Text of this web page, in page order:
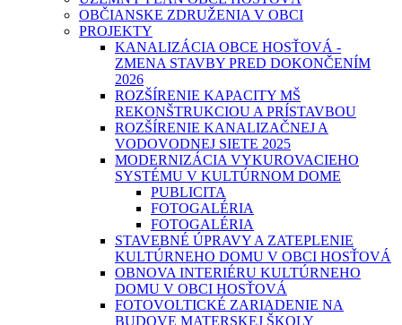
OBČIANSKE ZDRUŽENIA V OBCI
PROJEKTY
KANALIZÁCIA OBCE HOSŤOVÁ -
ZMENA STAVBY PRED DOKONČENÍM
2026
ROZŠÍRENIE KAPACITY MŠ
REKONŠTRUKCIOU A PRÍSTAVBOU
ROZŠÍRENIE KANALIZAČNEJ A
VODOVODNEJ SIETE 2025
MODERNIZÁCIA VYKUROVACIEHO
SYSTÉMU V KULTÚRNOM DOME
PUBLICITA
FOTOGALÉRIA
FOTOGALÉRIA
STAVEBNÉ ÚPRAVY A ZATEPLENIE
KULTÚRNEHO DOMU V OBCI HOSŤOVÁ
OBNOVA INTERIÉRU KULTÚRNEHO
DOMU V OBCI HOSŤOVÁ
FOTOVOLTICKÉ ZARIADENIE NA
BUDOVE MATERSKEJ ŠKOLY